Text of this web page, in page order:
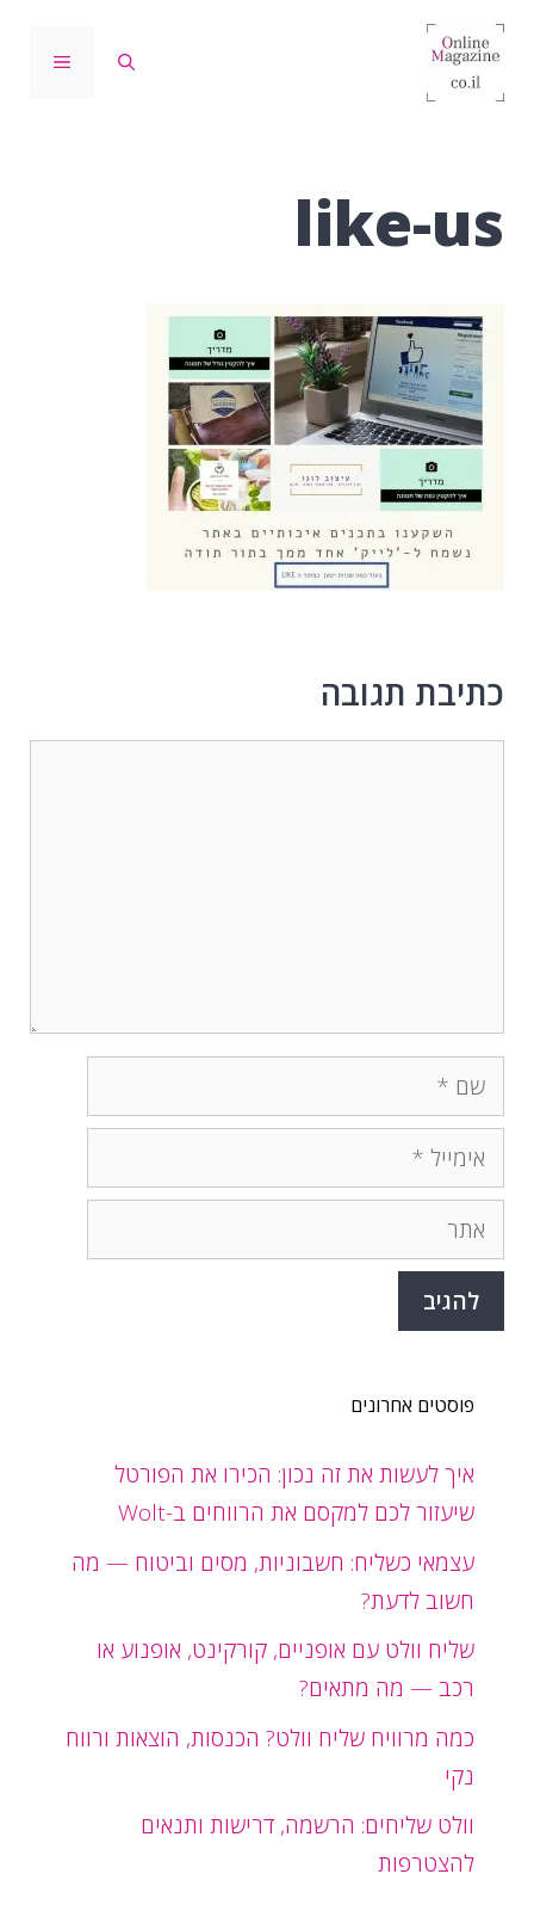
לדלג
לתוכן
תפריט
like-us
כתיבת תגובה
שם
אימייל
אתר
פוסטים אחרונים
איך לעשות את זה נכון: הכירו את הפורטל
שיעזור לכם למקסם את הרווחים ב-Wolt
עצמאי כשליח: חשבוניות, מסים וביטוח — מה
חשוב לדעת?
שליח וולט עם אופניים, קורקינט, אופנוע או
רכב — מה מתאים?
כמה מרוויח שליח וולט? הכנסות, הוצאות ורווח
נקי
וולט שליחים: הרשמה, דרישות ותנאים
להצטרפות